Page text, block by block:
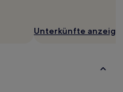
Unterkünfte